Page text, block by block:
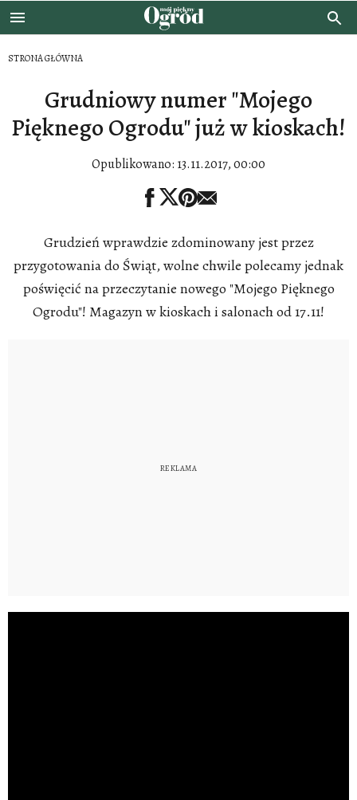
STRONA GŁÓWNA
Grudniowy numer "Mojego
Pięknego Ogrodu" już w kioskach!
Opublikowano: 13.11.2017, 00:00
Grudzień wprawdzie zdominowany jest przez
przygotowania do Świąt, wolne chwile polecamy jednak
poświęcić na przeczytanie nowego "Mojego Pięknego
Ogrodu"! Magazyn w kioskach i salonach od 17.11!